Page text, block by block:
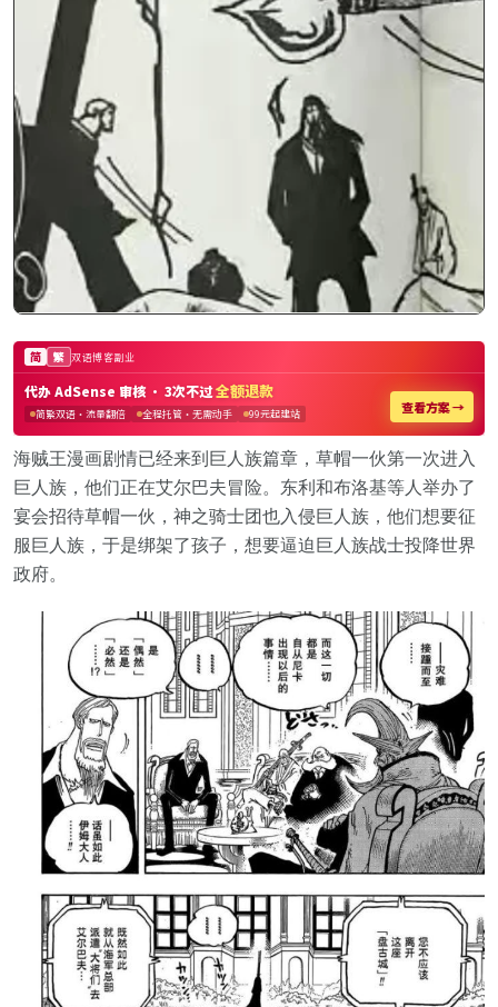
海贼王漫画剧情已经来到巨人族篇章，草帽一伙第一次进入
巨人族，他们正在艾尔巴夫冒险。东利和布洛基等人举办了
宴会招待草帽一伙，神之骑士团也入侵巨人族，他们想要征
服巨人族，于是绑架了孩子，想要逼迫巨人族战士投降世界
政府。